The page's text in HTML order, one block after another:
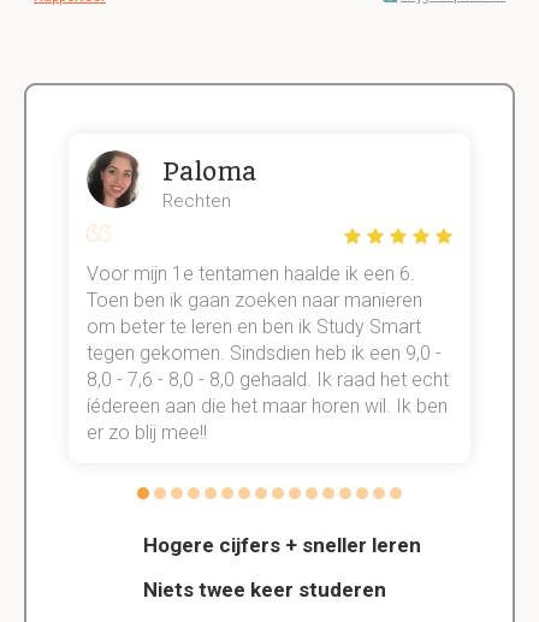
Hogere cijfers + sneller leren
Niets twee keer studeren
Paloma
Rechten
Voor mijn 1e tentamen haalde ik een 6.
Toen ben ik gaan zoeken naar manieren
om beter te leren en ben ik Study Smart
tegen gekomen. Sindsdien heb ik een 9,0 -
8,0 - 7,6 - 8,0 - 8,0 gehaald. Ik raad het echt
íédereen aan die het maar horen wil. Ik ben
er zo blij mee!!